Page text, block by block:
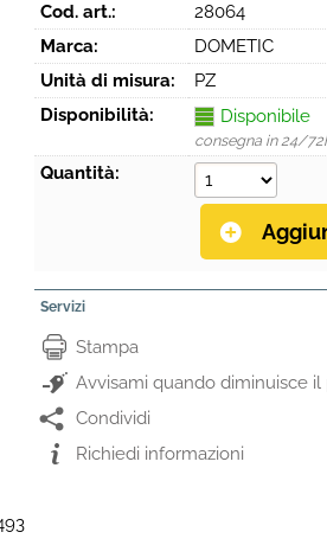
Cod. art.:
28064
Marca:
DOMETIC
Unità di misura:
PZ
Disponibilità:
Disponibile
consegna in 24/
Quantità:
Servizi
Stampa
Avvisami quando diminuisce il
Condividi
Richiedi informazioni